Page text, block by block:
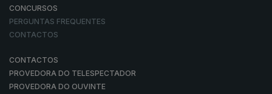
CONCURSOS
PERGUNTAS FREQUENTES
CONTACTOS
CONTACTOS
PROVEDORA DO TELESPECTADOR
PROVEDORA DO OUVINTE